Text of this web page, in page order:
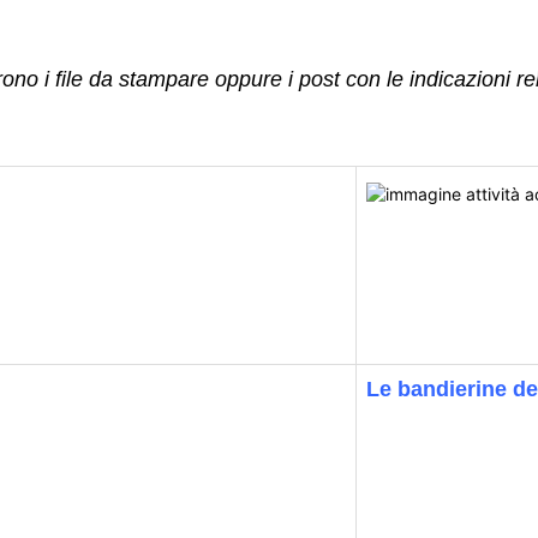
i file da stampare oppure i post con le indicazioni
Le bandierine